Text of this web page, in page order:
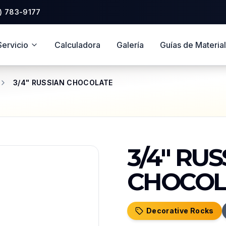
783-9177
Calculadora Galería Guías de
3/4" RUSSIAN CHOCOLATE
3/4"
Decorative Rocks